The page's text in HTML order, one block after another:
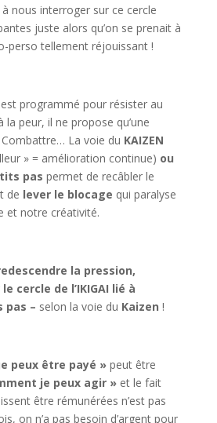
nous interroger sur ce cercle
juste alors qu’on se prenait à
perso tellement réjouissant !
programmé pour résister au
la peur, il ne propose qu’une
La voie du KAIZEN
» = amélioration continue) ou
pas permet de recâbler le
de lever le blocage qui paralyse
et notre créativité.
la pression,
le cercle de l’IKIGAI lié à
pas – selon la voie du Kaizen !
peux être payé »peut être
je peux agir »et le fait
être rémunérées n’est pas
on n’a pas besoin d’argent pour